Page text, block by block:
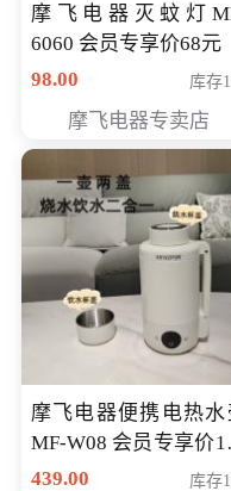
摩飞电器灭蚊灯
6060 会员专享价68元
98.00
库存
摩飞电器专卖店
摩飞电器便携电热水
MF-W08 会员专享价198
元
439.00 库存